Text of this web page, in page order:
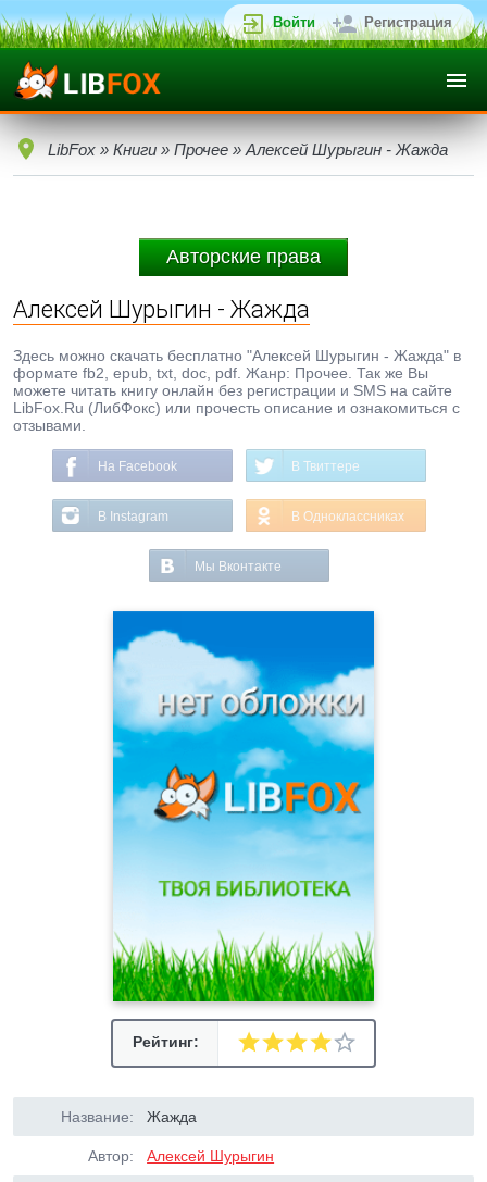
Войти Регистрация
LibFox » Книги » Прочее » Алексей Шурыгин - Жажда
Авторские права
Алексей Шурыгин - Жажда
Здесь можно скачать бесплатно "Алексей Шурыгин - Жажда" в
формате fb2, epub, txt, doc, pdf. Жанр: Прочее. Так же Вы
можете читать книгу онлайн без регистрации и SMS на сайте
LibFox.Ru (ЛибФокс) или прочесть описание и ознакомиться с
отзывами.
На Facebook В Твиттере
В Instagram В Одноклассниках
Мы Вконтакте
Рейтинг:
Название: Жажда
Автор: Алексей Шурыгин